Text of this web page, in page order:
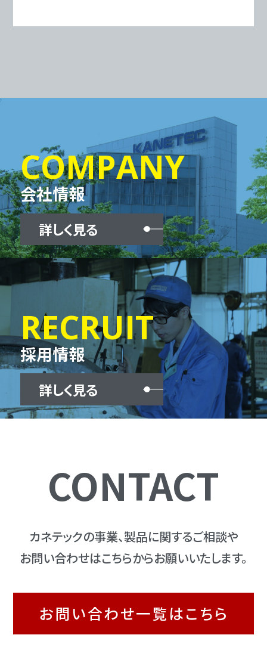
COMPANY
会社情報
詳しく見る
RECRUIT
採用情報
詳しく見る
CONTACT
カネテックの事業、製品に関するご相談や
お問い合わせはこちらからお願いいたします。
お問い合わせ一覧はこちら